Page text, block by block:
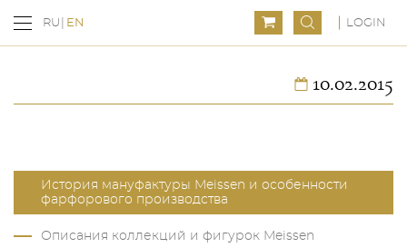
RU EN LOGIN
10.02.2015
История мануфактуры Meissen и особенности
фарфорового производства
Описания коллекций и фигурок Meissen